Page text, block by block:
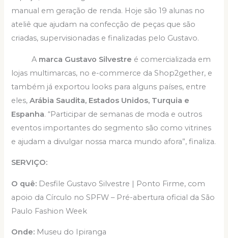
manual em geração de renda. Hoje são 19 alunas no
ateliê que ajudam na confecção de peças que são
criadas, supervisionadas e finalizadas pelo Gustavo.
A marca Gustavo Silvestre é comercializada em
lojas multimarcas, no e-commerce da Shop2gether, e
também já exportou looks para alguns países, entre
eles,Arábia Saudita, Estados Unidos, Turquia e
Espanha. “Participar de semanas de moda e outros
eventos importantes do segmento são como vitrines
e ajudam a divulgar nossa marca mundo afora”, finaliza.
SERVIÇO:
O quê: Desfile Gustavo Silvestre | Ponto Firme, com
apoio da Círculo no SPFW – Pré-abertura oficial da São
Paulo Fashion Week
Onde: Museu do Ipiranga